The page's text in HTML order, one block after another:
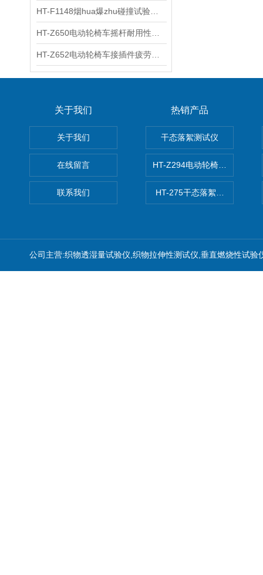
关于我们
关于我们
在线留言
联系我们
热销产品
干态落絮测试仪
HT-Z294电动轮椅车耗电量测
HT-275干态落絮测试仪
公司主营:织物透湿量试验仪,织物拉伸性测试仪,垂直燃烧性试验